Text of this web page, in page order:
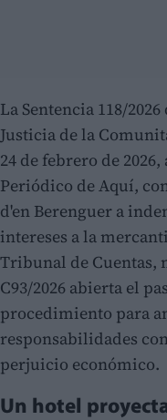
La Sentencia 118/
Justicia de la
24 de febrero de
Periódico de Aquí,
d'en Berenguer a
intereses a la
Tribunal de Cuentas,
C93/2026 abierta el
procedimiento para
responsabilidades
perjuicio económico.
Un hotel